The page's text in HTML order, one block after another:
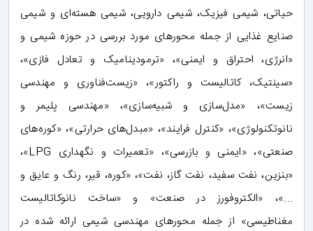
حیاتی، شیمی فیزیک، شیمی دارویی، شیمی هسته‌ای و شیمی
صنایع غذایی از جمله محورهای مورد بررسی در حوزه شیمی و
«انرژی، احتراق و ایمنی»، «ترمودینامیک و تعادل فازی»،
«سینتیک، کاتالیست و راکتور»، «زیست‌فناوری و مهندسی
زیست»، «مدل‌سازی و شبیه‌سازی»، «مهندسی پلیمر و
نانوتکنولوژی»، «کنترل فرایند»، «مبدل‌های حرارتی»، «کوره‌های
صنعتی»، «ایمنی و بازرسی»، «تعمیرات و نگهداری LPG»،
«بنزین، نفت سفید، نفت گاز، نفت»، «کوره، قیر، رنگ و عایق و
...»، «الکتروفورز در صنعت» و «ساخت نانوکاتالیست
مغناطیسی» از جمله محورهای مهندسی شیمی ارائه شده در